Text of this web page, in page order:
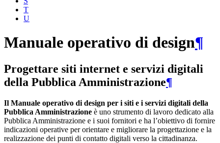
T
U
Manuale operativo di design¶
Progettare siti internet e servizi digitali
della Pubblica Amministrazione¶
Il Manuale operativo di design per i siti e i servizi digitali della
Pubblica Amministrazione è uno strumento di lavoro dedicato alla
Pubblica Amministrazione e i suoi fornitori e ha l’obiettivo di fornire
indicazioni operative per orientare e migliorare la progettazione e la
realizzazione dei punti di contatto digitali verso la cittadinanza.